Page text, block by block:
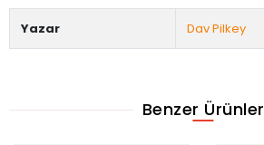
Yazar Dav Pilkey
Benzer Ürünler